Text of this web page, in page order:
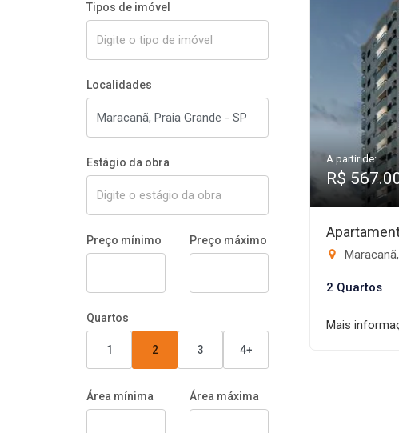
Tipos de imóvel
Localidades
Estágio da obra
Preço mínimo Preço máximo
Quartos
1 2 3 4+
Área mínima Área máxima
A partir de:
R$
2 Quartos
Mais